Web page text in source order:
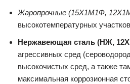
Жаропрочные (15Х1М1Ф,
высокотемпературных
Нержавеющая сталь (НЖ,
агрессивных сред
высокочистых сред, а также
максимальная коррозионная